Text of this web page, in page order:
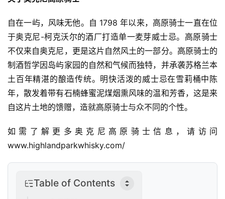
行
业
资
讯
自在一屿，风味无他。自 1798 年以来，高原骑士一直在位
于奥克尼-柯克沃尔的酒厂打造单一麦芽威士忌。高原骑士
不仅来自奥克尼，更是这片自然风土的一部分。高原骑士的
制酒哲学因岛屿家园的自然和气候而独特，并承袭苏格兰本
土百年精湛的酿造传统。明快活泼的威士忌在雪莉桶中陈
年，散发着带有石楠蜂蜜泥煤烟熏风味的温和芳香，这是来
自这片土地的馈赠，造就高原骑士与众不同的个性。
如需了解更多奥克尼高原骑士信息，请访问
www.highlandparkwhisky.com/
Table of Contents